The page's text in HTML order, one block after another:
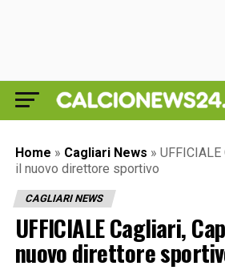
Home » Cagliari News »
il nuovo direttore sportivo
CAGLIARI NEWS
UFFICIALE Cagliari,
nuovo direttore